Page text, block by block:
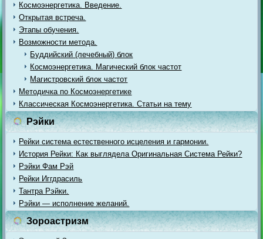
Космоэнергетика. Введение.
Открытая встреча.
Этапы обучения.
Возможности метода.
Буддийский (лечебный) блок
Космоэнергетика. Магический блок частот
Магистровский блок частот
Методичка по Космоэнергетике
Классическая Космоэнергетика. Статьи на тему
Рэйки
Рейки система естественного исцеления и гармонии.
История Рейки: Как выглядела Оригинальная Система Рейки?
Рэйки Фам Рэй
Рейки Иггдрасиль
Тантра Рэйки.
Рэйки — исполнение желаний.
Зороастризм